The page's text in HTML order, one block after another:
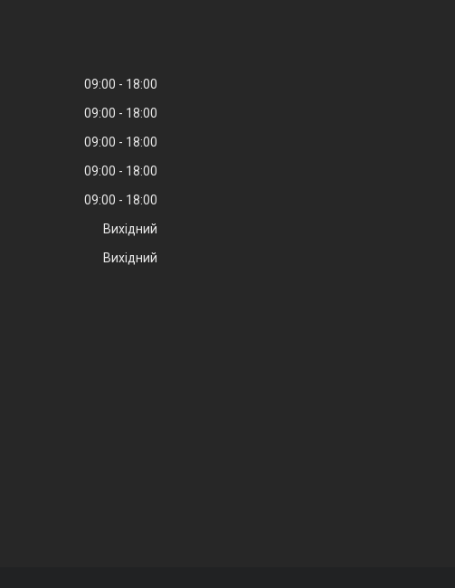
09:00
18:00
09:00
18:00
09:00
18:00
09:00
18:00
09:00
18:00
Вихідний
Вихідний